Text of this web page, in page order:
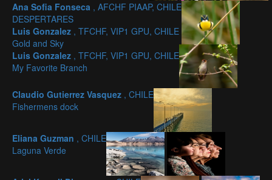
Ana Sofia Fonseca , AFCHF PIAAP, CHILE
DESPERTARES
Luis Gonzalez , TFCHF, VIP1 GPU, CHILE
Gold and Sky
Luis Gonzalez , TFCHF, VIP1 GPU, CHILE
My Favorite Branch
Claudio Gutierrez Vasquez , CHILE
Fishermens dock
Eliana Guzman , CHILE
Laguna Verde